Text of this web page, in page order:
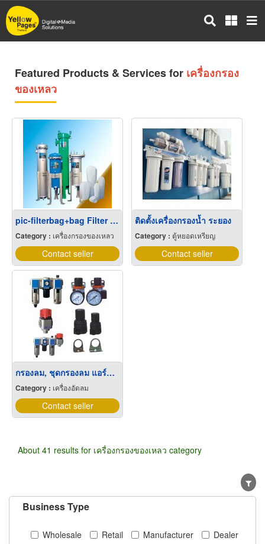
Skip
to
main
Featured Products & Services for เครื่องกรอง
ของเหลว
pic-filterbag+bag Filter Bags Hsg. & Filter Bags
Category : เครื่องกรองของเหลว
Contact seller
ติดตั้งเครื่องกรองน้ำ ระยอง
Category : ตู้หยอดเหรียญ
Contact seller
กรองลม, ชุดกรองลม แอร์แทค (AIRTAC FRL)
Category : เครื่องอัดลม
Contact seller
About 41 results for เครื่องกรองของเหลว category
Business Type
Wholesale Retail Manufacturer
Dealer